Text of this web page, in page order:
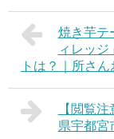
焼き芋テ
ィレッ
トは？｜所さ
【閲覧
県宇都宮